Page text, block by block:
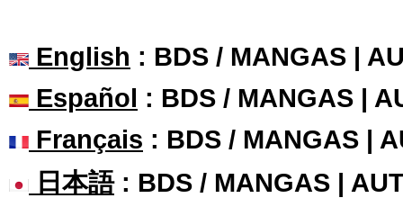
English : BDS / MANGAS |
Español : BDS / MANGAS |
Français : BDS / MANGAS |
日本語: BDS / MANGAS |